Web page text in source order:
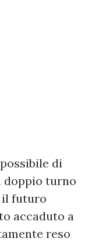
di
doppio turno
il futuro
accaduto a
reso